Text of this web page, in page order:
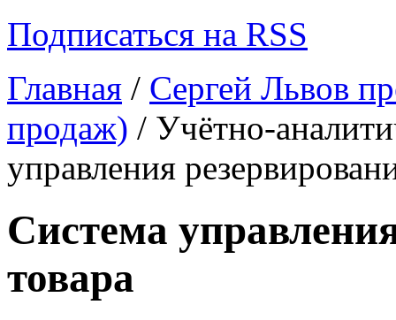
Подписаться на RSS
Главная / Сергей Львов
продаж) / Учётно-
управления
Система
товара